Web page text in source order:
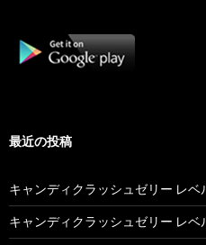
最近の投稿
キャンディクラッシュゼリー レベ
キャンディクラッシュゼリー レベ